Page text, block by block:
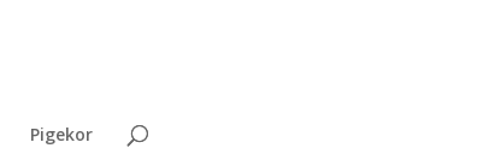
Pigekor